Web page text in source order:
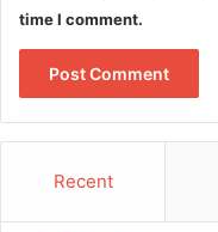
time I comment.
Recent